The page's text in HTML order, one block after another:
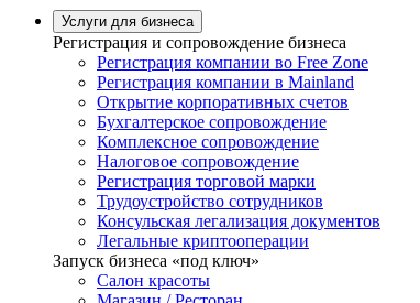
Услуги для бизнеса
Регистрация и сопровождение бизнеса
Регистрация компании во Free Zone
Регистрация компании в Mainland
Открытие корпоративных счетов
Бухгалтерское сопровождение
Комплексное сопровождение
Налоговое сопровождение
Регистрация торговой марки
Трудоустройство сотрудников
Консульская легализация документов
Легальные криптооперации
Запуск бизнеса «под ключ»
Салон красоты